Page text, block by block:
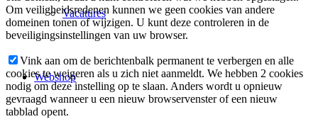
Vacatures
Webshop
Om veiligheidsredenen kunnen we geen cookies van andere
domeinen tonen of wijzigen. U kunt deze controleren in de
beveiligingsinstellingen van uw browser.
Vink aan om de berichtenbalk permanent te verbergen en alle
cookies te weigeren als u zich niet aanmeldt. We hebben 2 cookies
nodig om deze instelling op te slaan. Anders wordt u opnieuw
gevraagd wanneer u een nieuw browservenster of een nieuw
tabblad opent.